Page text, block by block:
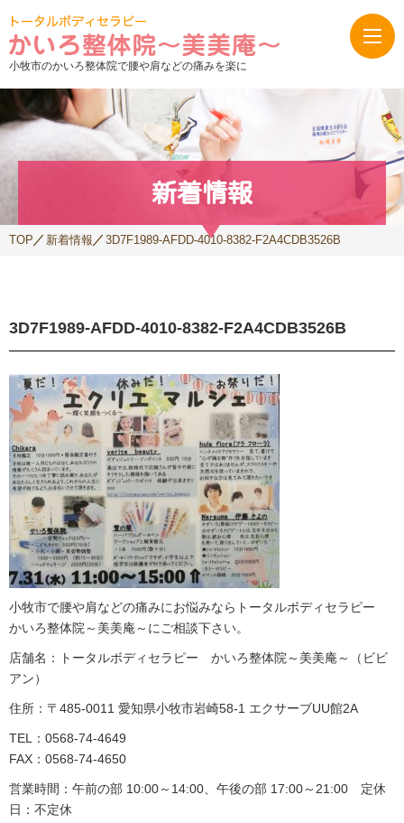
小牧市のかいろ整体院で腰や肩などの痛みを楽に
新着情報
TOP 新着情報 3D7F1989-AFDD-4010-8382-F2A4CDB3526B
3D7F1989-AFDD-4010-8382-F2A4CDB3526B
小牧市で腰や肩などの痛みにお悩みならトータルボディセラピー
かいろ整体院～美美庵～にご相談下さい。
店舗名：トータルボディセラピー かいろ整体院～美美庵～（ビビ
アン）
住所：〒485-0011 愛知県小牧市岩崎58-1 エクサーブUU館2A
TEL：0568-74-4649
FAX：0568-74-4650
営業時間：午前の部 10:00～14:00、午後の部 17:00～21:00 定休
日：不定休